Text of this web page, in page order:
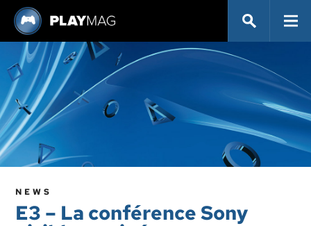
NEWS
E3 – La conférence Sony